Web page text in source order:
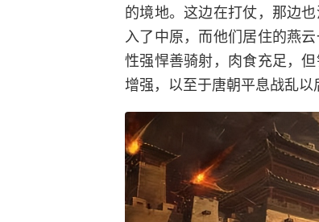
的境地。这边在打仗，那边
入了中原，而他们居住的燕
性强悍善骑射，肉食充足，
增强，以至于唐朝平息战乱以